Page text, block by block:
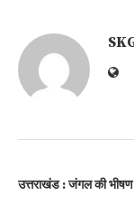
उत्तराखंड : जंगल की